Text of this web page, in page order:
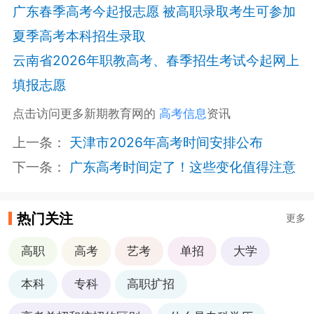
广东春季高考今起报志愿 被高职录取考生可参加
夏季高考本科招生录取
云南省2026年职教高考、春季招生考试今起网上
填报志愿
点击访问更多新期教育网的 高考信息资讯
上一条： 天津市2026年高考时间安排公布
下一条： 广东高考时间定了！这些变化值得注意
热门关注 更多
高职 高考 艺考 单招 大学
本科 专科 高职扩招